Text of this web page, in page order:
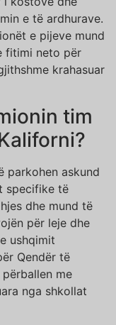
e të ardhurave.
e pijeve mund
fitimi neto për
krahasuar
tim
parkohen askund
specifike të
dhe mund të
për leje dhe
ushqimit
Qendër të
me
nga shkollat